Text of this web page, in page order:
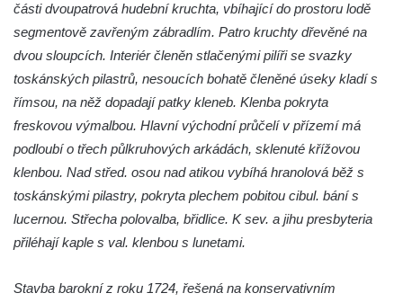
duše
Křížová cesta Římov – IV. kaple – Pustá ves
Křížová cesta Římov – III. kaple – Stádní
Křížová cesta Římov – II. kaple – Poslední
večeře Páně
Křížová cesta Římov – I. kaple – Loučení
Ježíše s Pannou Marií
Márnice na hřbitově v Římově
Kaple v Horním Třeboníně
Kaple Panny Marie v Horním Třeboníně
části dvoupatrová hudební kruchta, vbíhající do prostoru lodě
segmentově zavřeným zábradlím. Patro kruchty dřevěné na
dvou sloupcích. Interiér členěn stlačenými pilíři se svazky
toskánských pilastrů, nesoucích bohatě členěné úseky kladí s
římsou, na něž dopadají patky kleneb. Klenba pokryta
freskovou výmalbou. Hlavní východní průčelí v přízemí má
podloubí o třech půlkruhových arkádách, sklenuté křížovou
klenbou. Nad střed. osou nad atikou vybíhá hranolová běž s
toskánskými pilastry, pokryta plechem pobitou cibul. bání s
lucernou. Střecha polovalba, břidlice. K sev. a jihu presbyteria
přiléhají kaple s val. klenbou s lunetami.
Stavba barokní z roku 1724, řešená na konservativním